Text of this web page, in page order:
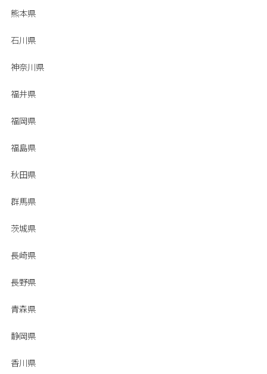
熊本県
石川県
神奈川県
福井県
福岡県
福島県
秋田県
群馬県
茨城県
長崎県
長野県
青森県
静岡県
香川県